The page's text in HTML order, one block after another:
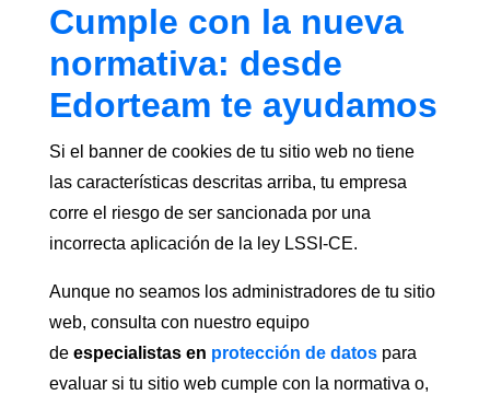
Cumple con la nueva
normativa: desde
Edorteam te ayudamos
Si el banner de cookies de tu sitio web no tiene
las características descritas arriba, tu empresa
corre el riesgo de ser sancionada por una
incorrecta aplicación de la ley LSSI-CE.
Aunque no seamos los administradores de tu sitio
web, consulta con nuestro equipo
deespecialistas en protección de datospara
evaluar si tu sitio web cumple con la normativa o,